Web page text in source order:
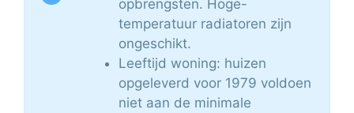
opbrengsten. Hoge-
temperatuur radiatoren zijn
ongeschikt.
Leeftijd woning: huizen
opgeleverd voor 1979 voldoen
niet aan de minimale